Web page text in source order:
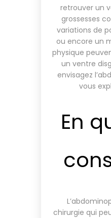
retrouver un
grossesses
variations de
ou encore un
physique
un ventre
envisagez
vous
En
chirurgie qui